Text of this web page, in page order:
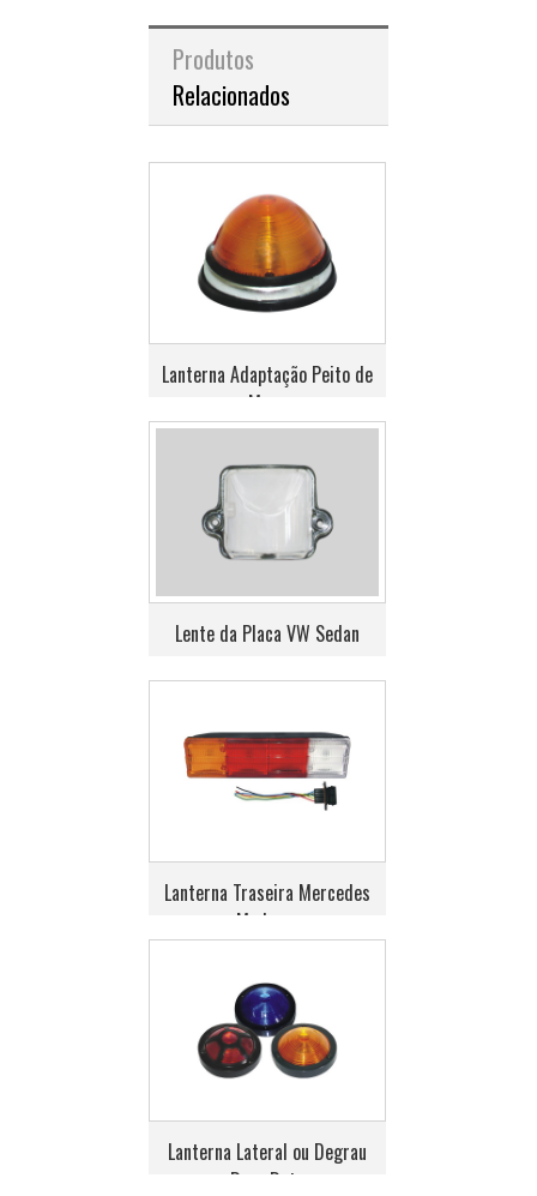
Produtos
Relacionados
Lanterna Adaptação Peito de
Moça
Lente da Placa VW Sedan
Lanterna Traseira Mercedes
Moderno
Lanterna Lateral ou Degrau
Base Reta